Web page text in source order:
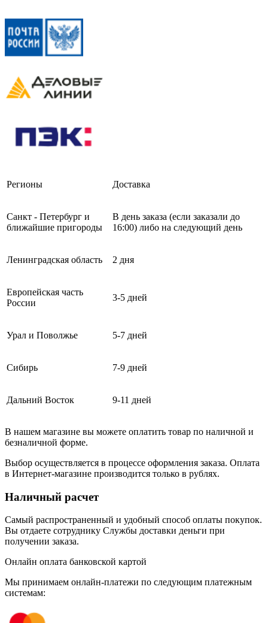
Регионы Доставка
Санкт - Петербург и
ближайшие пригороды
В день заказа (если заказали до
16:00) либо на следующий день
Ленинградская область 2 дня
Европейская часть
России
3-5 дней
Урал и Поволжье 5-7 дней
Сибирь 7-9 дней
Дальний Восток 9-11 дней
В нашем магазине вы можете оплатить товар по наличной и
безналичной форме.
Выбор осуществляется в процессе оформления заказа. Оплата
в Интернет-магазине производится только в рублях.
Наличный расчет
Самый распространенный и удобный способ оплаты покупок.
Вы отдаете сотруднику Службы доставки деньги при
получении заказа.
Онлайн оплата банковской картой
Мы принимаем онлайн-платежи по cледующим платежным
системам: